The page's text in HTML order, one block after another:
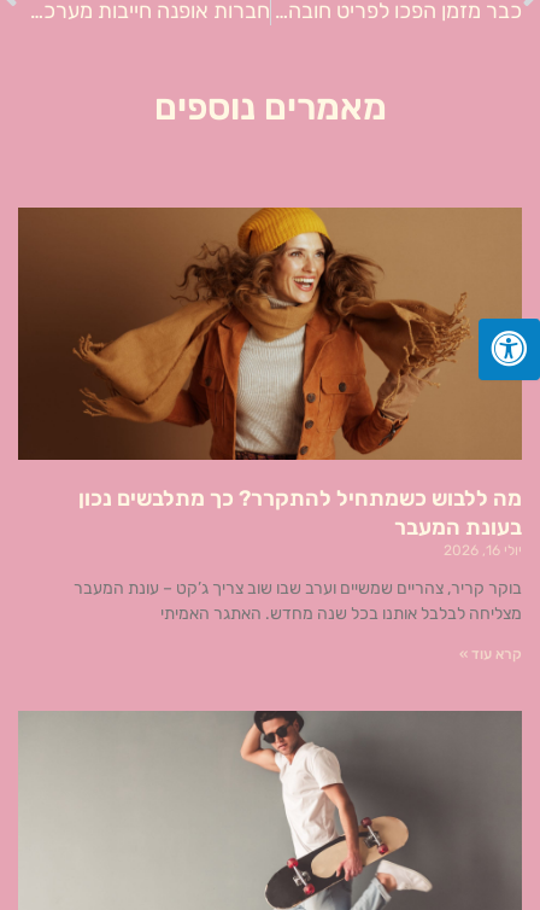
כבר מזמן הפכו לפריט חובה: איך לבחור אוזניות? חברות אופנה חייבות מערכת ניהול רכש – ואלו הם יתרונותיה
מאמרים נוספים
מה ללבוש כשמתחיל להתקרר? כך מתלבשים נכון
בעונת המעבר
יולי 16, 2026
בוקר קריר, צהריים שמשיים וערב שבו שוב צריך ג’קט – עונת המעבר
מצליחה לבלבל אותנו בכל שנה מחדש. האתגר האמיתי
קרא עוד »